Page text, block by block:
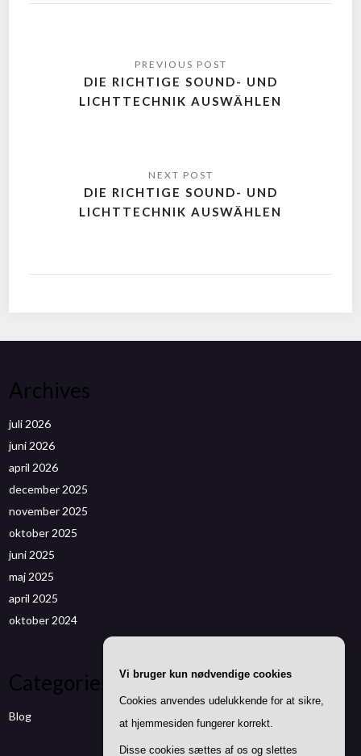
DIE RICHTIGE SOUND- UND
LICHTTECHNIK AUSWÄHLEN
DIE RICHTIGE SOUND- UND
LICHTTECHNIK AUSWÄHLEN
Archives
juli 2026
juni 2026
april 2026
december 2025
november 2025
oktober 2025
juni 2025
maj 2025
april 2025
oktober 2024
Categories
Blog
Vi bruger kun nødvendige cookies
Cookies anvendes udelukkende for at sikre,
at hjemmesiden fungerer korrekt.
Disse cookies sættes af os og slettes